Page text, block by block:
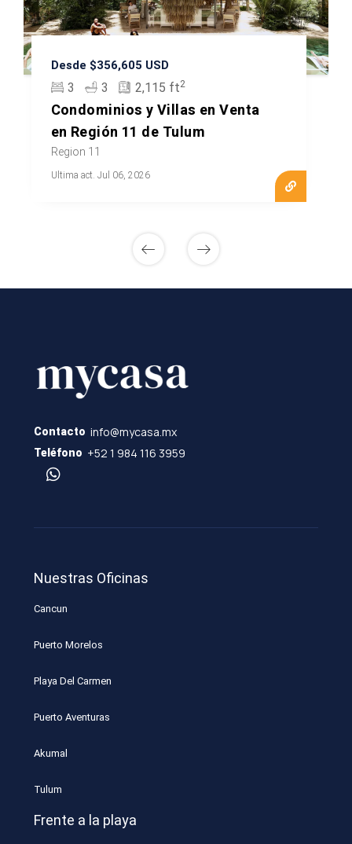
Desde $356,605 USD
3 3 2,115 ft2
Condominios y Villas en Venta
en Región 11 de Tulum
Region 11
Ultima act. Jul 06, 2026
Contacto info@mycasa.mx
Teléfono +52 1 984 116 3959
Nuestras Oficinas
Cancun
Puerto Morelos
Playa Del Carmen
Puerto Aventuras
Akumal
Tulum
Frente a la playa